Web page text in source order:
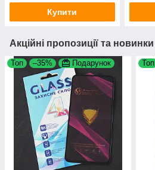
Купити
Акційні пропозиції та новинки
Топ –35% Подарунок Топ